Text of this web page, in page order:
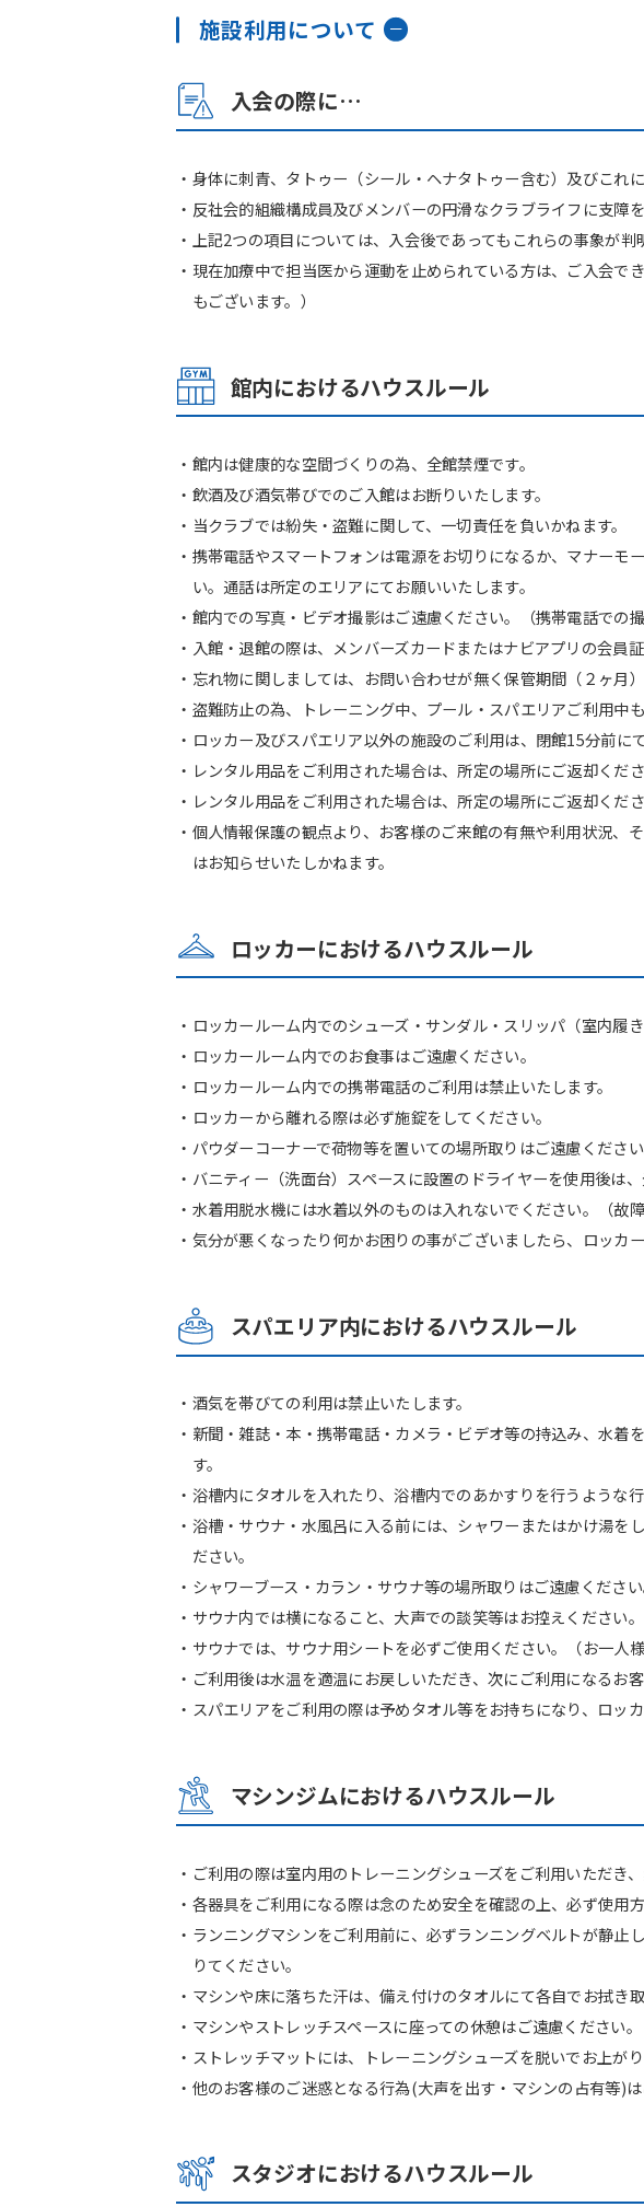
施設利用について
入会の際に…
・身体に刺青、タトゥー（シール・ヘナタトゥー含む）及びこれ
・反社会的組織構成員及びメンバーの円滑なクラブライフに支障
・上記2つの項目については、入会後であってもこれらの事象が判
・現在加療中で担当医から運動を止められている方は、ご入会
もございます。）
館内におけるハウスルール
・館内は健康的な空間づくりの為、全館禁煙です。
・飲酒及び酒気帯びでのご入館はお断りいたします。
・当クラブでは紛失・盗難に関して、一切責任を負いかねます。
・携帯電話やスマートフォンは電源をお切りになるか、マナー
い。通話は所定のエリアにてお願いいたします。
・館内での写真・ビデオ撮影はご遠慮ください。（携帯電話での撮
・入館・退館の際は、メンバーズカードまたはナビアプリの会員
・忘れ物に関しましては、お問い合わせが無く保管期間（２ヶ月
・盗難防止の為、トレーニング中、プール・スパエリアご利用中
・ロッカー及びスパエリア以外の施設のご利用は、閉館15分前に
・レンタル用品をご利用された場合は、所定の場所にご返却くださ
・レンタル用品をご利用された場合は、所定の場所にご返却くださ
・個人情報保護の観点より、お客様のご来館の有無や利用状況
はお知らせいたしかねます。
ロッカーにおけるハウスルール
・ロッカールーム内でのシューズ・サンダル・スリッパ（室内履
・ロッカールーム内でのお食事はご遠慮ください。
・ロッカールーム内での携帯電話のご利用は禁止いたします。
・ロッカーから離れる際は必ず施錠をしてください。
・パウダーコーナーで荷物等を置いての場所取りはご遠慮ください
・バニティー（洗面台）スペースに設置のドライヤーを使用後は
・水着用脱水機には水着以外のものは入れないでください。（故
・気分が悪くなったり何かお困りの事がございましたら、ロッカ
スパエリア内におけるハウスルール
・酒気を帯びての利用は禁止いたします。
・新聞・雑誌・本・携帯電話・カメラ・ビデオ等の持込み、水
す。
・浴槽内にタオルを入れたり、浴槽内でのあかすりを行うような行
・浴槽・サウナ・水風呂に入る前には、シャワーまたはかけ湯
ださい。
・シャワーブース・カラン・サウナ等の場所取りはご遠慮ください
・サウナ内では横になること、大声での談笑等はお控えください。
・サウナでは、サウナ用シートを必ずご使用ください。（お一人
・ご利用後は水温を適温にお戻しいただき、次にご利用になるお
・スパエリアをご利用の際は予めタオル等をお持ちになり、ロッ
マシンジムにおけるハウスルール
・ご利用の際は室内用のトレーニングシューズをご利用いただき
・各器具をご利用になる際は念のため安全を確認の上、必ず使用
・ランニングマシンをご利用前に、必ずランニングベルトが静
りてください。
・マシンや床に落ちた汗は、備え付けのタオルにて各自でお拭き取
・マシンやストレッチスペースに座っての休憩はご遠慮ください。
・ストレッチマットには、トレーニングシューズを脱いでお上がり
・他のお客様のご迷惑となる行為(大声を出す・マシンの占有等)は
スタジオにおけるハウスルール
the
not